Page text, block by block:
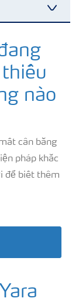
nào
cân bằng
pháp khắc
để biết thêm